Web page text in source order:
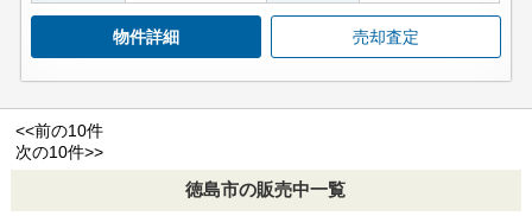
物件詳細 売却査定
<<前の10件
次の10件>>
徳島市の販売中一覧